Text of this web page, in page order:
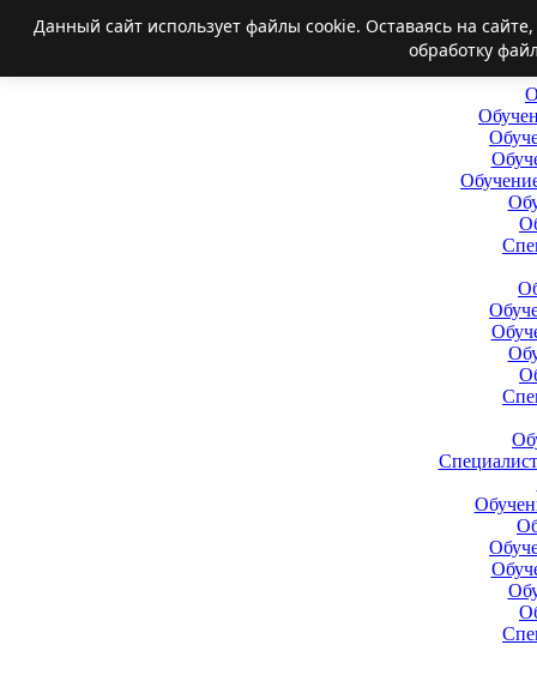
Данный сайт использует файлы cookie. Оставаясь на
обработку